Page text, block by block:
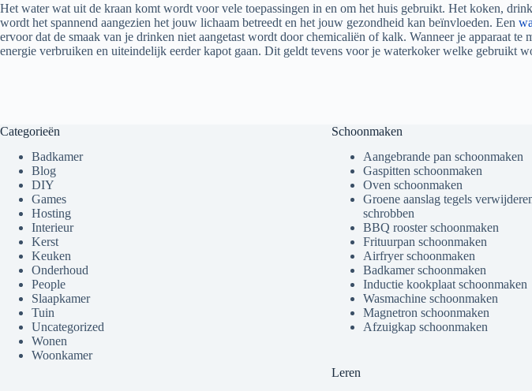
Het water wat uit de kraan komt wordt voor vele toepassingen in en om het huis gebruikt. Het koken,
wordt het spannend aangezien het jouw lichaam betreedt en het jouw gezondheid kan beïnvloeden. Een
ervoor dat de smaak van je drinken niet aangetast wordt door chemicaliën of kalk. Wanneer je apparaat
energie verbruiken en uiteindelijk eerder kapot gaan. Dit geldt tevens voor je waterkoker welke gebruikt
Categorieën
Badkamer
Blog
DIY
Games
Hosting
Interieur
Kerst
Keuken
Onderhoud
People
Slaapkamer
Tuin
Uncategorized
Wonen
Woonkamer
Schoonmaken
Aangebrande pan schoonmaken
Gaspitten schoonmaken
Oven schoonmaken
Groene aanslag tegels
schrobben
BBQ rooster schoonmaken
Frituurpan schoonmaken
Airfryer schoonmaken
Badkamer schoonmaken
Inductie kookplaat schoonmaken
Wasmachine schoonmaken
Magnetron schoonmaken
Afzuigkap schoonmaken
Leren